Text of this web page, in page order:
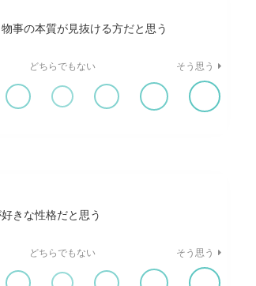
事の本質が見抜ける方だと思う
どちらでもない そう思う
きな性格だと思う
どちらでもない そう思う